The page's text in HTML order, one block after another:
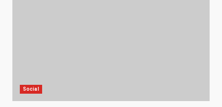
Social